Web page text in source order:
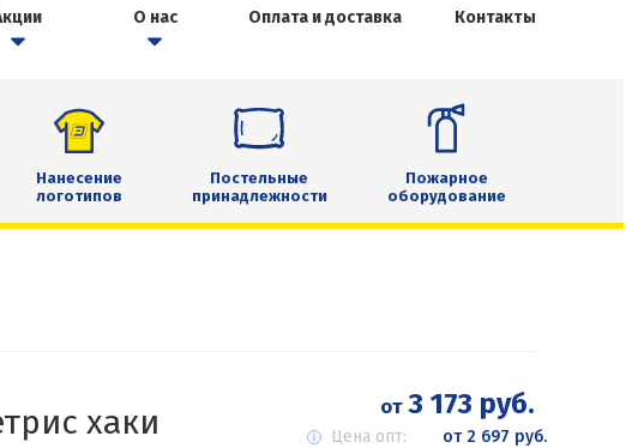
О нас Оплата и доставка Контакты
Нанесение
логотипов
Постельные
принадлежности
Пожарное
оборудование
хаки от3 173 руб.
Цена опт:
от 2 697 руб.